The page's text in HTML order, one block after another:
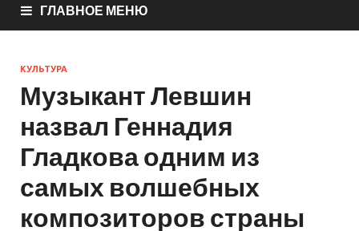
ГЛАВНОЕ МЕНЮ
КУЛЬТУРА
Музыкант Левшин
назвал Геннадия
Гладкова одним из
самых волшебных
композиторов страны